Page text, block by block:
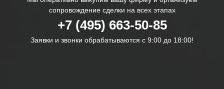
сопровождение сделки на всех этапах
+7 (495) 663-50-85
Заявки и звонки обрабатываются с 9:00 до 18:00!